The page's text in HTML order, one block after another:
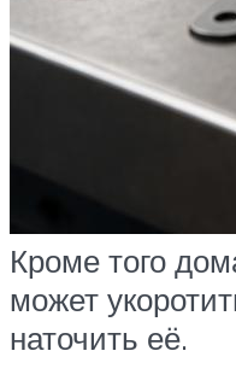
Кроме того
может
наточить её.